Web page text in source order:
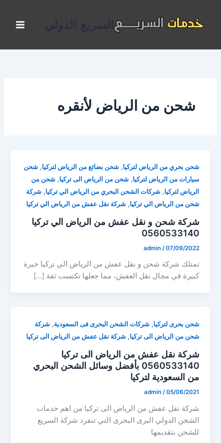
المحتوى
السريع الدولي
شحن من الرياض لأنقره
شحن بحري من الرياض لتركيا,شحن بضائع من الرياض لتركيا,شحن
سيارات من الرياض لتركيا,شحن من الرياض الى تركيا,شحن من
الرياض لتركيا,شركات الشحن البحري من الرياض الي تركيا,شركة
شحن من الرياض الي تركيا,شركة نقل عفش من الرياض الي تركيا
شركة شحن و نقل عفش من الرياض الي تركيا
0560533140
admin /07/09/2022
تمتلك شركة شحن و نقل عفش من الرياض الي تركيا خبرة
كبيرة في مجال نقل العفش، مما جعلها تكتسب ثقة […]
شحن بحرى لتركيا,شركات الشحن البحرى فى السعودية,شركة
شحن من الرياض الى تركيا,شركة نقل عفش من الرياض الى تركيا
شركة نقل عفش من الرياض الى تركيا
0560533140 بأفضل وسائل الشحن البحري
من السعودية لتركيا
admin /05/06/2021
شركة نقل عفش من الرياض الى تركيا من اهم خدمات
الشحن الدولي البرى البحرى التي تنفرد شركة السريع
للشحن بتقديمها